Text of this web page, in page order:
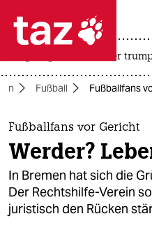
 taz
taz zahl
themen
politik
öko
gesellschaft
usa unter
Fußball Fußballfans
Fußballfans vor Gericht
Werder?
In Bremen hat sich die
Der Rechtshilfe-Verein
juristisch den Rücken